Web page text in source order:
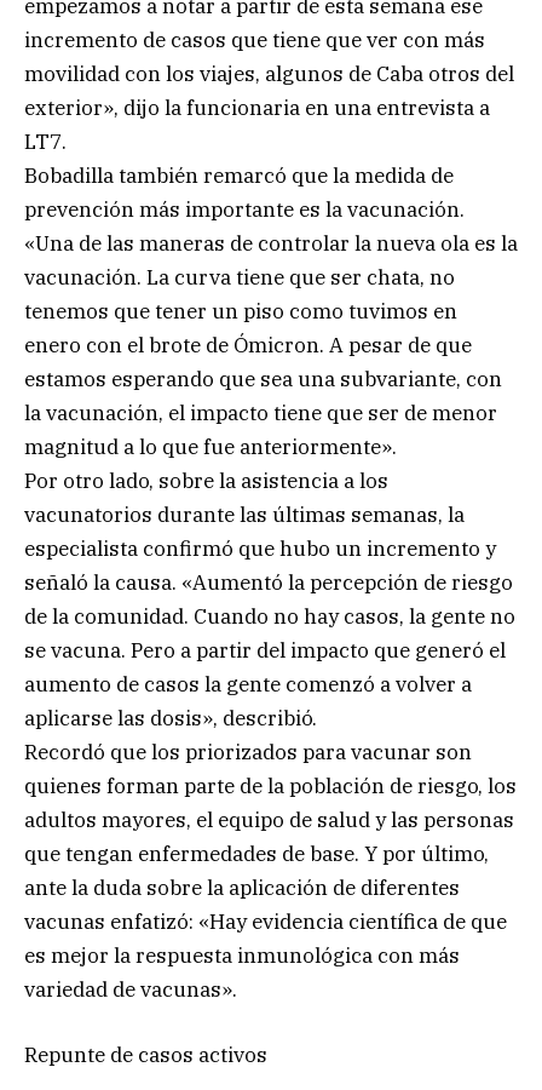
empezamos a notar a partir de esta semana ese
incremento de casos que tiene que ver con más
movilidad con los viajes, algunos de Caba otros del
exterior», dijo la funcionaria en una entrevista a
LT7.
Bobadilla también remarcó que la medida de
prevención más importante es la vacunación.
«Una de las maneras de controlar la nueva ola es la
vacunación. La curva tiene que ser chata, no
tenemos que tener un piso como tuvimos en
enero con el brote de Ómicron. A pesar de que
estamos esperando que sea una subvariante, con
la vacunación, el impacto tiene que ser de menor
magnitud a lo que fue anteriormente».
Por otro lado, sobre la asistencia a los
vacunatorios durante las últimas semanas, la
especialista confirmó que hubo un incremento y
señaló la causa. «Aumentó la percepción de riesgo
de la comunidad. Cuando no hay casos, la gente no
se vacuna. Pero a partir del impacto que generó el
aumento de casos la gente comenzó a volver a
aplicarse las dosis», describió.
Recordó que los priorizados para vacunar son
quienes forman parte de la población de riesgo, los
adultos mayores, el equipo de salud y las personas
que tengan enfermedades de base. Y por último,
ante la duda sobre la aplicación de diferentes
vacunas enfatizó: «Hay evidencia científica de que
es mejor la respuesta inmunológica con más
variedad de vacunas».
Repunte de casos activos